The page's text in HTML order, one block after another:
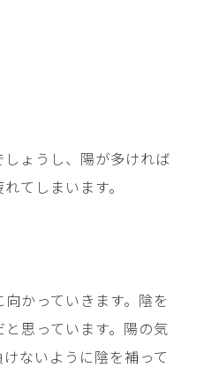
ょうし、陽が多ければ
てしまいます。
かっていきます。陰を
思っています。陽の気
ないように陰を補って